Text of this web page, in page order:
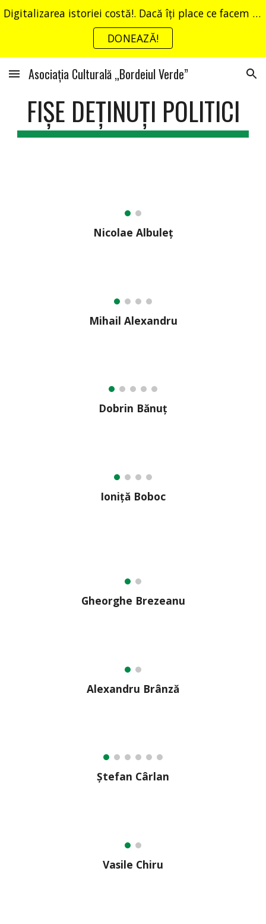
Skip to main content
Digitalizarea istoriei costă!. Dacă îți place ce facem poți sprijini proiectul nostru cu o mică donație.
DONEAZĂ!
Asociația Culturală „Bordeiul Verde”
FIȘE DEȚINUȚI POLITICI
Nicolae Albuleț
Mihail Alexandru
Dobrin Bănuț
Ioniță Boboc
Gheorghe Brezeanu
Alexandru Brânză
Ștefan Cârlan
Vasile Chiru